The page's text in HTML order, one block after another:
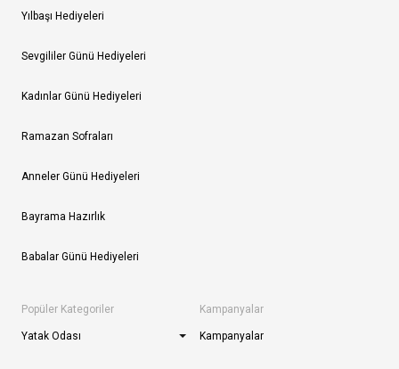
Yılbaşı Hediyeleri
Sevgililer Günü Hediyeleri
Kadınlar Günü Hediyeleri
Ramazan Sofraları
Anneler Günü Hediyeleri
Bayrama Hazırlık
Babalar Günü Hediyeleri
Popüler Kategoriler
Yatak Odası
Kampanyalar
Kampanyalar